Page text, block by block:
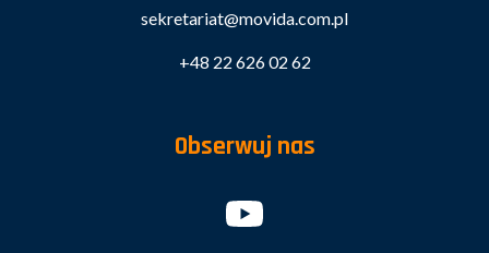
sekretariat@movida.com.pl
+48 22 626 02 62
Obserwuj nas